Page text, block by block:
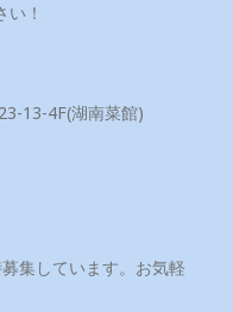
！
13-4F(湖南菜館)
集しています。お気軽